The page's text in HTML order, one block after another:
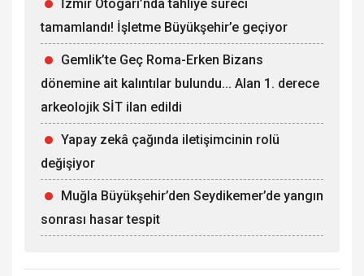
İzmir Otogarı’nda tahliye süreci
tamamlandı! İşletme Büyükşehir’e geçiyor
Gemlik’te Geç Roma-Erken Bizans
dönemine ait kalıntılar bulundu... Alan 1. derece
arkeolojik SİT ilan edildi
Yapay zekâ çağında iletişimcinin rolü
değişiyor
Muğla Büyükşehir’den Seydikemer’de yangın
sonrası hasar tespit